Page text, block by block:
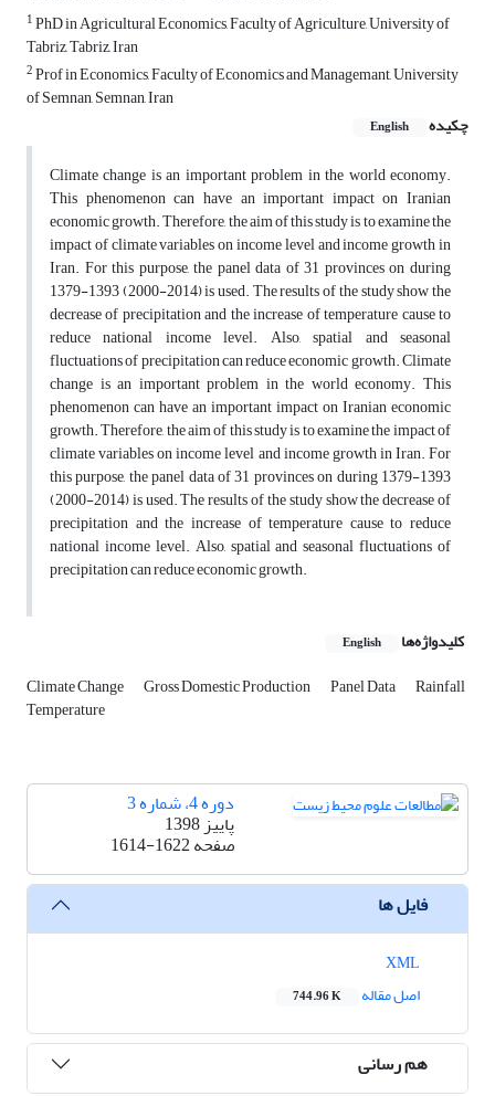
1PhD in Agricultural Economics, Faculty of Agriculture, University of
Tabriz, Tabriz, Iran
2Prof in Economics, Faculty of Economics and Managemant, University
of Semnan, Semnan, Iran
چکیده
English
Climate change is an important problem in the world economy.
This phenomenon can have an important impact on Iranian
economic growth. Therefore, the aim of this study is to examine the
impact of climate variables on income level and income growth in
Iran. For this purpose, the panel data of 31 provinces on during
1379-1393 (2000-2014) is used. The results of the study show the
decrease of precipitation and the increase of temperature cause to
reduce national income level. Also, spatial and seasonal
fluctuations of precipitation can reduce economic growth. Climate
change is an important problem in the world economy. This
phenomenon can have an important impact on Iranian economic
growth. Therefore, the aim of this study is to examine the impact of
climate variables on income level and income growth in Iran. For
this purpose, the panel data of 31 provinces on during 1379-1393
(2000-2014) is used. The results of the study show the decrease of
precipitation and the increase of temperature cause to reduce
national income level. Also, spatial and seasonal fluctuations of
precipitation can reduce economic growth.
کلیدواژه‌ها English
Climate Change Gross Domestic Production Panel Data Rainfall
Temperature
دوره 4، شماره 3
پاییز 1398
صفحه1614-1622
فایل ها
اصل مقاله
744.96 K
هم رسانی